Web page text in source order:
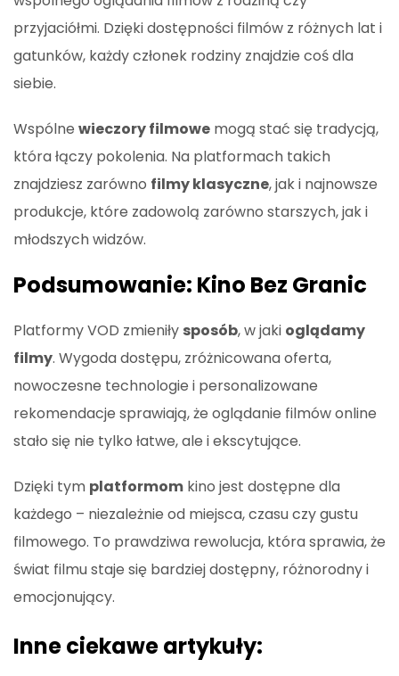
przyjaciółmi. Dzięki dostępności filmów z różnych lat i
gatunków, każdy członek rodziny znajdzie coś dla
siebie.
Wspólne wieczory filmowe mogą stać się tradycją,
która łączy pokolenia. Na platformach takich
znajdziesz zarówno filmy klasyczne, jak i najnowsze
produkcje, które zadowolą zarówno starszych, jak i
młodszych widzów.
Podsumowanie: Kino Bez Granic
Platformy VOD zmieniły sposób, w jaki oglądamy
filmy. Wygoda dostępu, zróżnicowana oferta,
nowoczesne technologie i personalizowane
rekomendacje sprawiają, że oglądanie filmów online
stało się nie tylko łatwe, ale i ekscytujące.
Dzięki tym platformom kino jest dostępne dla
każdego – niezależnie od miejsca, czasu czy gustu
filmowego. To prawdziwa rewolucja, która sprawia, że
świat filmu staje się bardziej dostępny, różnorodny i
emocjonujący.
Inne ciekawe artykuły: